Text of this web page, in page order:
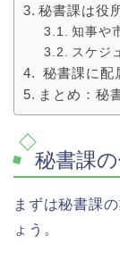
秘書課は役
知事や
スケジ
秘書課に配
まとめ：秘
秘書課
まずは秘書課
ょう。